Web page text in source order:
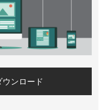
ンロード